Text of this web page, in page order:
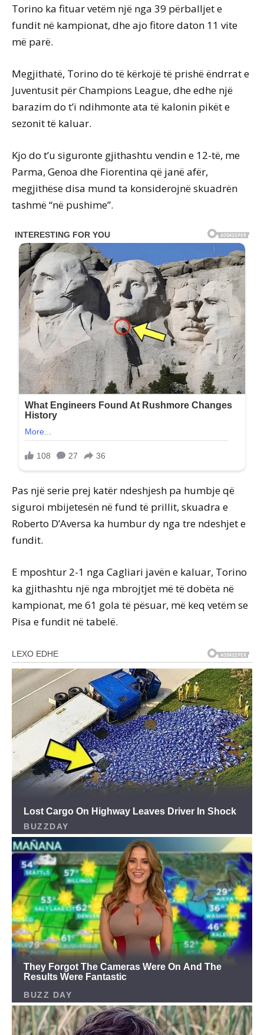
Torino ka fituar vetëm një nga 39 përballjet e
fundit në kampionat, dhe ajo fitore daton 11 vite
më parë.
Megjithatë, Torino do të kërkojë të prishë ëndrrat e
Juventusit për Champions League, dhe edhe një
barazim do t’i ndihmonte ata të kalonin pikët e
sezonit të kaluar.
Kjo do t’u siguronte gjithashtu vendin e 12-të, me
Parma, Genoa dhe Fiorentina që janë afër,
megjithëse disa mund ta konsiderojnë skuadrën
tashmë “në pushime”.
Pas një serie prej katër ndeshjesh pa humbje që
siguroi mbijetesën në fund të prillit, skuadra e
Roberto D’Aversa ka humbur dy nga tre ndeshjet e
fundit.
E mposhtur 2-1 nga Cagliari javën e kaluar, Torino
ka gjithashtu një nga mbrojtjet më të dobëta në
kampionat, me 61 gola të pësuar, më keq vetëm se
Pisa e fundit në tabelë.